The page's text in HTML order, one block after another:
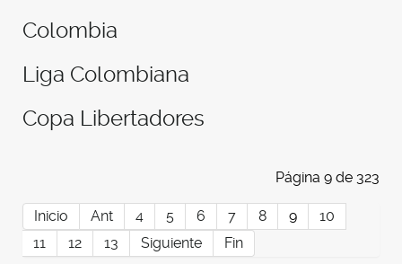
Colombia
Liga Colombiana
Copa Libertadores
Página 9 de 323
Inicio Ant 4 5 6 7 8 9
10
11
12 13 Siguiente Fin